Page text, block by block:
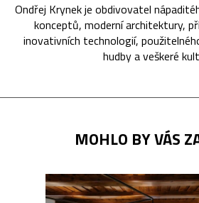
Ondřej Krynek je obdivovatel
konceptů, moderní architektury,
inovativních technologií,
hudby a veškeré
MOHLO BY VÁS